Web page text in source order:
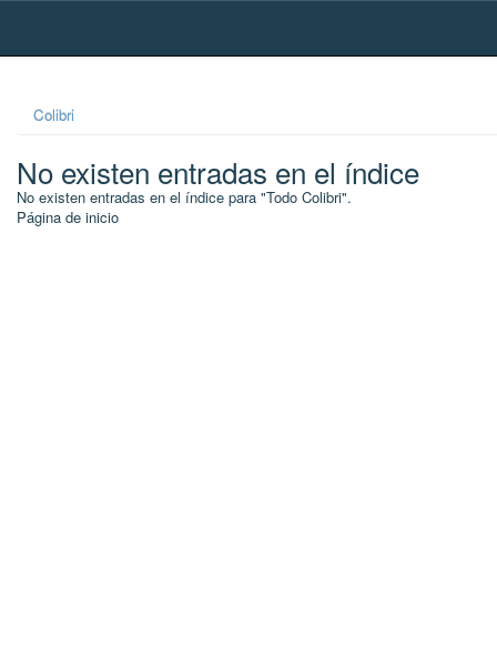
Skip
Colibri
No existen entradas en el índice
No existen entradas en el índice para "Todo Colibri".
Página de inicio